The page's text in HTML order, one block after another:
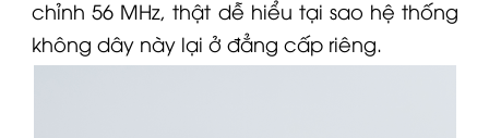
chỉnh 56 MHz, thật dễ hiểu tại sao hệ thống
không dây này lại ở đẳng cấp riêng.